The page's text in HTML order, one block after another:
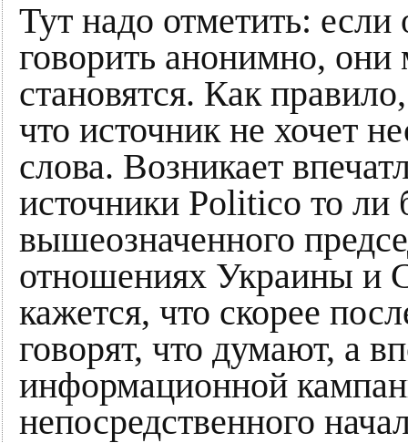
Тут надо отметить:
говорить анонимно,
становятся. Как
что источник не хочет
слова. Возникает
источники Politico то ли
вышеозначенного
отношениях Украины
кажется, что скорее
говорят, что думают, а
информационной
непосредственного